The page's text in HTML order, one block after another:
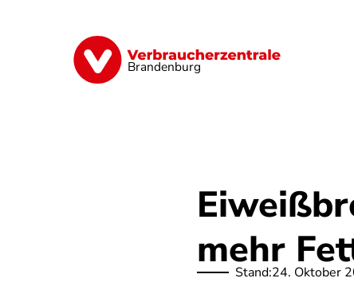
Brandenburg
Finanzen Digitales Lebensmittel
mehr
Stand:24. Oktober